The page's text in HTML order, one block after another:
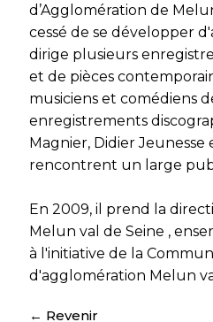
d’Agglomération de
cessé de se développer
dirige plusieurs
et de pièces
musiciens et comédiens
enregistrements
Magnier, Didier
rencontrent un large
En 2009, il prend la
Melun val de Seine ,
à l'initiative de la
d'agglomération Melun